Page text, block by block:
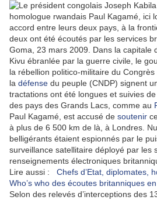
Goma, 23 mars 2009. Dans la capitale
Kivu ébranlée par la guerre civile, le
la rébellion politico-militaire du
la défense du peuple (CNDP) signent
tractations ont été longues et suivies
des pays des Grands Lacs, comme au
Paul Kagamé, est accusé de soutenir
à plus de 6 500 km de là, à Londres.
belligérants étaient espionnés par le
surveillance satellitaire déployé par les
renseignements électroniques
Lire aussi : Chefs d’Etat, diplomates,
Who’s who des écoutes britanniques
Selon des relevés d’interceptions des